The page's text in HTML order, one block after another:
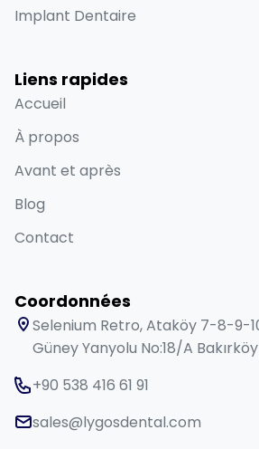
Implant Dentaire
Liens rapides
Accueil
À propos
Avant et après
Blog
Contact
Coordonnées
Selenium Retro, Ataköy 7-8-9-
Güney Yanyolu No:18/A
+90 538 416 61 91
sales@lygosdental.com